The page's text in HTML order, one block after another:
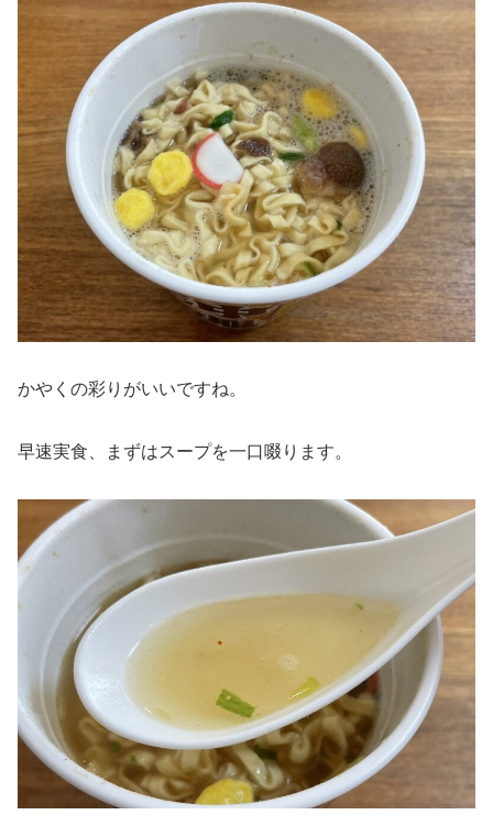
かやくの彩りがいいですね。
早速実食、まずはスープを一口啜ります。